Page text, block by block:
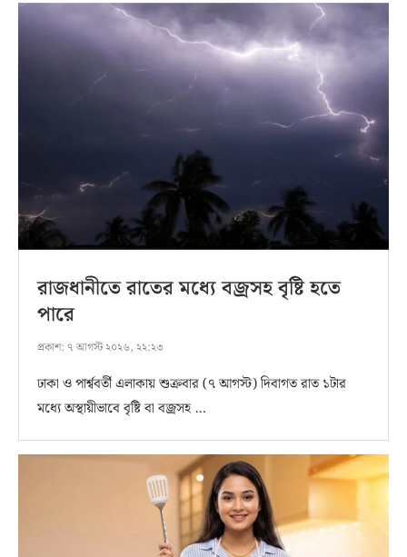
রাজধানীতে রাতের মধ্যে বজ্রসহ বৃষ্টি হতে
পারে
প্রকাশ: ৭ আগস্ট ২০২৬, ২২:২৩
ঢাকা ও পার্শ্ববর্তী এলাকায় শুক্রবার (৭ আগস্ট) দিবাগত রাত ১টার
মধ্যে অস্থায়ীভাবে বৃষ্টি বা বজ্রসহ …